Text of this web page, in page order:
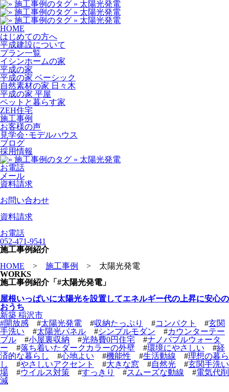
HOME
はじめての方へ
平成建設について
プラン一覧
イシンホームの家
平成の家
平成の家 ベーシック
自然素材の家 日々木
平成の家 平屋
ペットと暮らす家
ZEH住宅
施工事例
お客様の声
見学会･モデルハウス
ブログ
採用情報
お電話
メール
資料請求
お問い合わせ
資料請求
お電話
052-471-9541
施工事例紹介
HOME > 施工事例 > 太陽光発電
WORKS
施工事例紹介「#太陽光発電」
屋根いっぱいに太陽光を設置してエネルギー代の上昇に安心の
おうち
新築 稲沢市
#開放感 #太陽光発電 #収納たっぷり #コンパクト #玄関
手洗い #太陽光パネル #シンプルモダン #カウンターテー
ブル #小屋裏収納 #光熱費0円住宅 #ナノバブルウォータ
ー #落ち着いたダークカラーの外壁 #環境にやさしい #経
済的な暮らし
#心地よい #機能性 #生活動線 #理想の暮ら
し
#やさしいアクセント #大きな窓 #自然光 #玄関手洗い
場 #ウイルス対策 #すっきり #スムーズな動線 #電気代削
減